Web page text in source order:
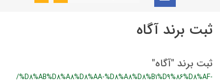
ثبت برند آگاه
ثبت برند "آگاه"
/%D8%AB%D8%A8%D8%AA-%D8%A8%D8%B1%D9%86%D8%AF-